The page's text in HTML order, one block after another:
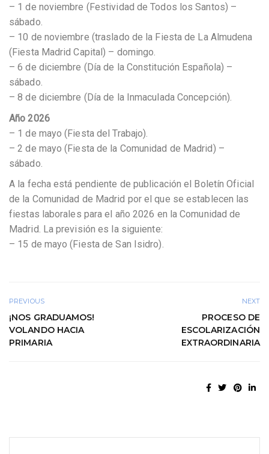
– 1 de noviembre (Festividad de Todos los Santos) –
sábado.
– 10 de noviembre (traslado de la Fiesta de La Almudena
(Fiesta Madrid Capital) – domingo.
– 6 de diciembre (Día de la Constitución Española) –
sábado.
– 8 de diciembre (Día de la Inmaculada Concepción).
Año 2026
– 1 de mayo (Fiesta del Trabajo).
– 2 de mayo (Fiesta de la Comunidad de Madrid) –
sábado.
A la fecha está pendiente de publicación el Boletín Oficial
de la Comunidad de Madrid por el que se establecen las
fiestas laborales para el año 2026 en la Comunidad de
Madrid. La previsión es la siguiente:
– 15 de mayo (Fiesta de San Isidro).
PREVIOUS
¡NOS GRADUAMOS!
VOLANDO HACIA
PRIMARIA
NEXT
PROCESO DE
ESCOLARIZACIÓN
EXTRAORDINARIA